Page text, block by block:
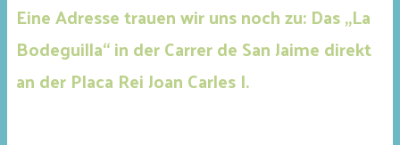
Eine Adresse trauen wir uns noch zu: Das „La
Bodeguilla“ in der Carrer de San Jaime direkt
an der Placa Rei Joan Carles I.